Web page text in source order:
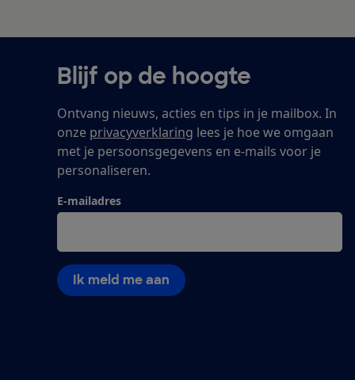
Blijf op de hoogte
Ontvang nieuws, acties en tips in je mailbox. In
onze privacyverklaring lees je hoe we omgaan
met je persoonsgegevens en e-mails voor je
personaliseren.
E-mailadres
Ik meld me aan